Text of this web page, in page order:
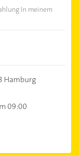
In meinem
Hamburg
09:00